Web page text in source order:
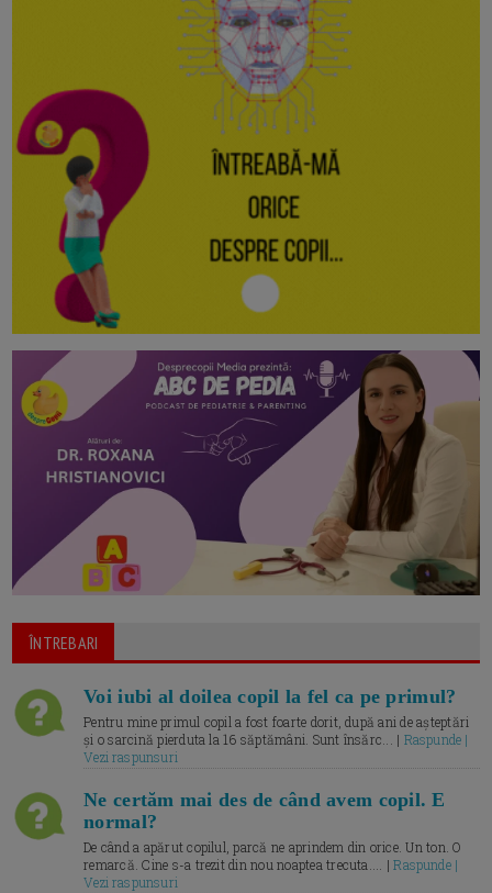
ÎNTREBARI
Voi iubi al doilea copil la fel ca pe primul?
Pentru mine primul copil a fost foarte dorit, după ani de așteptări
și o sarcină pierduta la 16 săptămâni. Sunt însărc... | Raspunde |
Vezi raspunsuri
Ne certăm mai des de când avem copil. E
normal?
De când a apărut copilul, parcă ne aprindem din orice. Un ton. O
remarcă. Cine s-a trezit din nou noaptea trecuta.... |Raspunde |
Vezi raspunsuri